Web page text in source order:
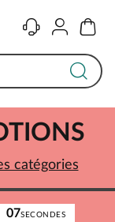
ContactComptePanier
07SECONDES
catégories